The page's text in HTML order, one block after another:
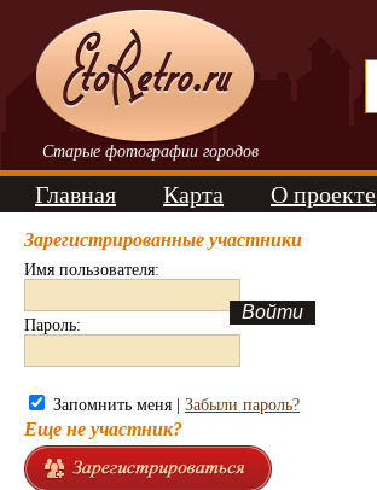
Старые фотографии городов
Главная Карта О проекте
Зарегистрированные участники
Имя пользователя:
Пароль:
Запомнить меня | Забыли пароль?
Еще не участник?